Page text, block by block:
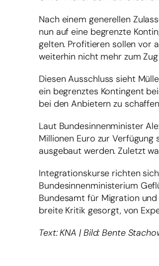
Nach einem generellen
nun auf eine begrenzte
gelten. Profitieren sollen vor
weiterhin nicht mehr zum
Diesen Ausschluss sieht
ein begrenztes Kontingent
bei den Anbietern zu
Laut Bundesinnenminister
Millionen Euro zur Verfügung
ausgebaut werden. Zuletzt
Integrationskurse richten
Bundesinnenministerium
Bundesamt für Migration
breite Kritik gesorgt, von
Text: KNA | Bild: Bente